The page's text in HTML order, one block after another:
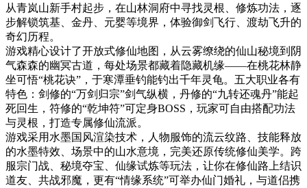
从青岚山新手村起步，在山林洞府中寻找灵根、修炼功法，逐
步解锁筑基、金丹、元婴等境界，体验御剑飞行、渡劫飞升的
奇幻历程。
游戏精心设计了开放式修仙地图，从云雾缭绕的仙山秘境到阴
气森森的幽冥古道，每处场景都藏着隐藏机缘——在桃花林静
坐可悟“桃花诀”，于寒潭垂钓能钓出千年灵龟。五大职业各有
特色：剑修的“万剑归宗”剑气纵横，丹修的“九转还魂丹”能起
死回生，符修的“乾坤符”可定身BOSS，玩家可自由搭配功法
与灵根，打造专属修仙流派。
游戏采用水墨国风渲染技术，人物服饰的流云纹路、技能释放
的水墨特效、场景中的山水意境，完美还原传统修仙美学。跨
服宗门战、秘境夺宝、仙缘试炼等玩法，让你在修仙路上结识
道友、共战邪魔，更有“情缘系统”可举办仙门婚礼，与道侣携